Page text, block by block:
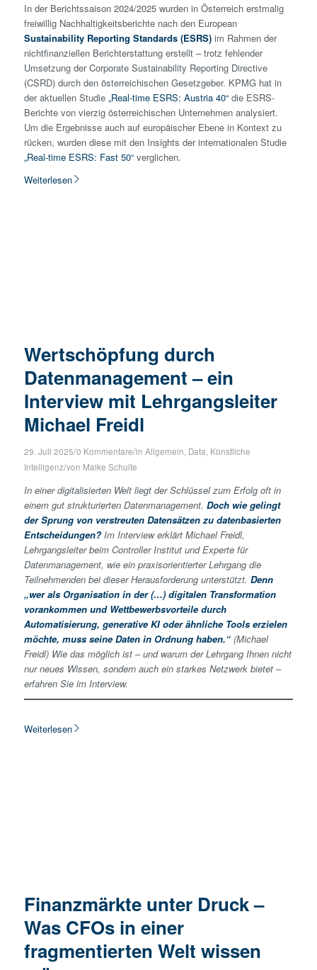
In der Berichtssaison 2024/2025 wurden in Österreich erstmalig
freiwillig Nachhaltigkeitsberichte nach den European
Sustainability Reporting Standards (ESRS)im Rahmen der
nichtfinanziellen Berichterstattung erstellt – trotz fehlender
Umsetzung der Corporate Sustainability Reporting Directive
(CSRD) durch den österreichischen Gesetzgeber. KPMG hat in
der aktuellen Studie „Real-time ESRS: Austria 40“die ESRS-
Berichte von vierzig österreichischen Unternehmen analysiert.
Um die Ergebnisse auch auf europäischer Ebene in Kontext zu
rücken, wurden diese mit den Insights der internationalen Studie
„Real-time ESRS: Fast 50“verglichen.
Weiterlesen
Wertschöpfung durch
Datenmanagement – ein
Interview mit Lehrgangsleiter
Michael Freidl
29. Juli 2025/0 Kommentare/in Allgemein, Data, Künstliche
Intelligenz/von Maike Schulte
In einer digitalisierten Welt liegt der Schlüssel zum Erfolg oft in
einem gut strukturierten Datenmanagement. Doch wie gelingt
der Sprung von verstreuten Datensätzen zu datenbasierten
Entscheidungen? Im Interview erklärt Michael Freidl,
Lehrgangsleiter beim Controller Institut und Experte für
Datenmanagement, wie ein praxisorientierter Lehrgang die
Teilnehmenden bei dieser Herausforderung unterstützt. Denn
„wer als Organisation in der (…) digitalen Transformation
vorankommen und Wettbewerbsvorteile durch
Automatisierung, generative KI oder ähnliche Tools erzielen
möchte, muss seine Daten in Ordnung haben.“(Michael
Freidl) Wie das möglich ist – und warum der Lehrgang Ihnen nicht
nur neues Wissen, sondern auch ein starkes Netzwerk bietet –
erfahren Sie im Interview.
Weiterlesen
Finanzmärkte unter Druck –
Was CFOs in einer
fragmentierten Welt wissen